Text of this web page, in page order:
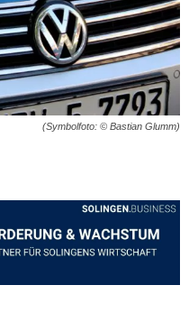
(Symbolfoto: © Bastian Glumm)